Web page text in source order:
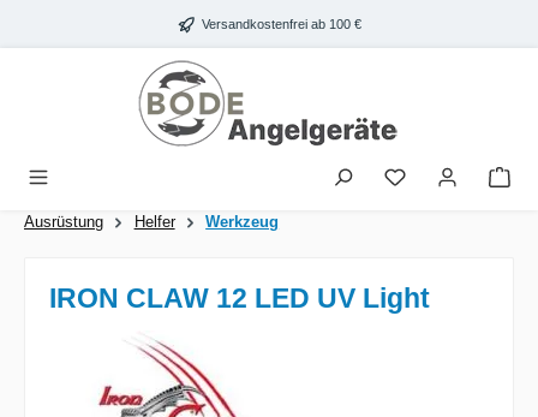
Zum Hauptinhalt springen Versandkostenfrei ab 100 €
Ausrüstung Helfer Werkzeug
IRON CLAW 12 LED UV Light